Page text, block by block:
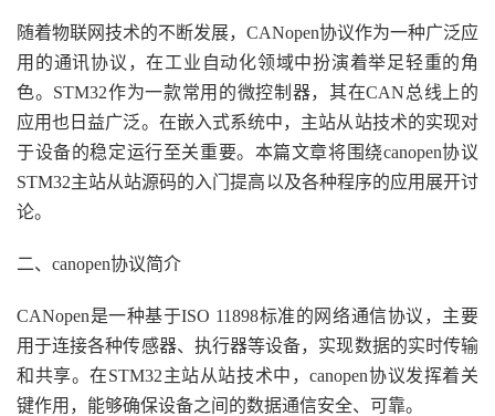
随着物联网技术的不断发展，CANopen协议作为一种广泛应
用的通讯协议，在工业自动化领域中扮演着举足轻重的角
色。STM32作为一款常用的微控制器，其在CAN总线上的
应用也日益广泛。在嵌入式系统中，主站从站技术的实现对
于设备的稳定运行至关重要。本篇文章将围绕canopen协议
STM32主站从站源码的入门提高以及各种程序的应用展开讨
论。
二、canopen协议简介
CANopen是一种基于ISO 11898标准的网络通信协议，主要
用于连接各种传感器、执行器等设备，实现数据的实时传输
和共享。在STM32主站从站技术中，canopen协议发挥着关
键作用，能够确保设备之间的数据通信安全、可靠。